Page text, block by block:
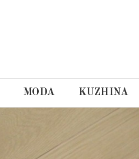
MODA KUZHINA